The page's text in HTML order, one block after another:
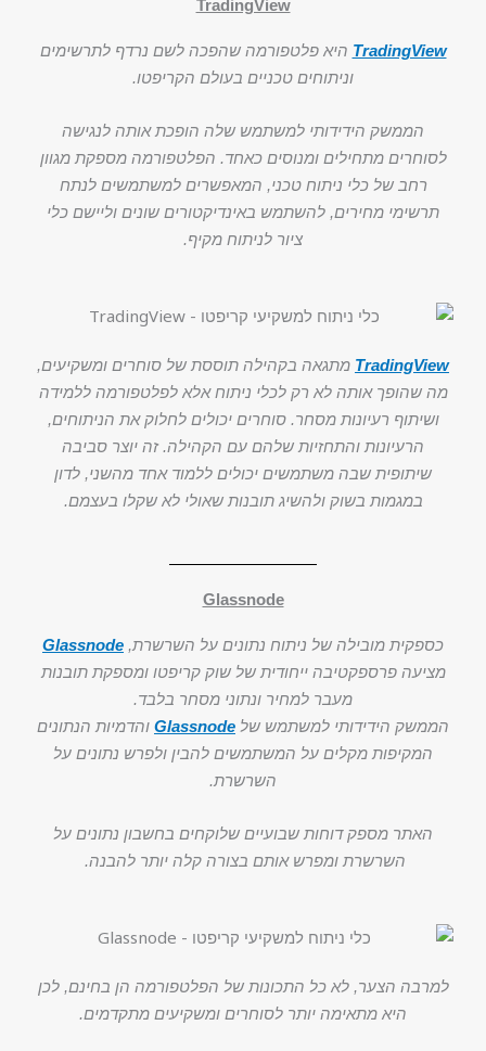
TradingView
TradingView היא פלטפורמה שהפכה לשם נרדף לתרשימים
וניתוחים טכניים בעולם הקריפטו.
הממשק הידידותי למשתמש שלה הופכת אותה לנגישה
לסוחרים מתחילים ומנוסים כאחד. הפלטפורמה מספקת מגוון
רחב של כלי ניתוח טכני, המאפשרים למשתמשים לנתח
תרשימי מחירים, להשתמש באינדיקטורים שונים וליישם כלי
ציור לניתוח מקיף.
TradingView מתגאה בקהילה תוססת של סוחרים ומשקיעים,
מה שהופך אותה לא רק לכלי ניתוח אלא לפלטפורמה ללמידה
ושיתוף רעיונות מסחר. סוחרים יכולים לחלוק את הניתוחים,
הרעיונות והתחזיות שלהם עם הקהילה. זה יוצר סביבה
שיתופית שבה משתמשים יכולים ללמוד אחד מהשני, לדון
במגמות בשוק ולהשיג תובנות שאולי לא שקלו בעצמם.
Glassnode
כספקית מובילה של ניתוח נתונים על השרשרת, Glassnode
מציעה פרספקטיבה ייחודית של שוק קריפטו ומספקת תובנות
מעבר למחיר ונתוני מסחר בלבד.
הממשק הידידותי למשתמש של Glassnode והדמיות הנתונים
המקיפות מקלים על המשתמשים להבין ולפרש נתונים על
השרשרת.
האתר מספק דוחות שבועיים שלוקחים בחשבון נתונים על
השרשרת ומפרש אותם בצורה קלה יותר להבנה.
למרבה הצער, לא כל התכונות של הפלטפורמה הן בחינם, לכן
היא מתאימה יותר לסוחרים ומשקיעים מתקדמים.